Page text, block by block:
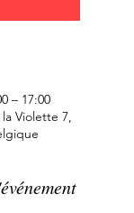
– 17:00
Violette 7,